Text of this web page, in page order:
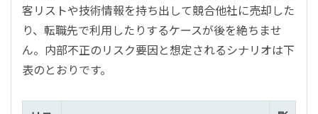
客リストや技術情報を持ち出して競合他社に売却した
り、転職先で利用したりするケースが後を絶ちませ
ん。内部不正のリスク要因と想定されるシナリオは下
表のとおりです。